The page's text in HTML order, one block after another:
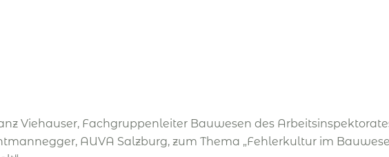
Viehauser, Fachgruppenleiter Bauwesen des
AUVA Salzburg, zum Thema „Fehlerkultur im